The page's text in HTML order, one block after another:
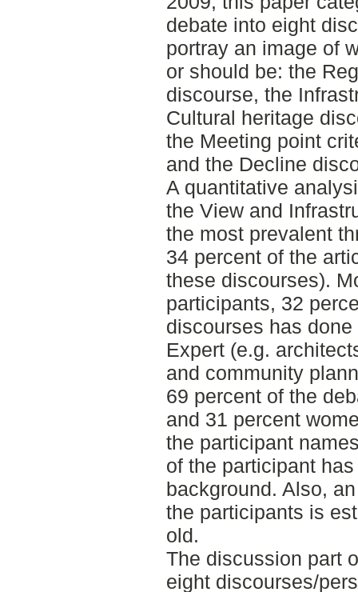
debate into eight
portray an image of
or should be: the
discourse, the
Cultural heritage
the Meeting point
and the Decline
A quantitative
the View and
the most prevalent
34 percent of the
these discourses).
participants, 32
discourses has
Expert (e.g.
and community
69 percent of the
and 31 percent
the participant
of the participant
background. Also,
the participants is
old.
The discussion part
eight discourses/